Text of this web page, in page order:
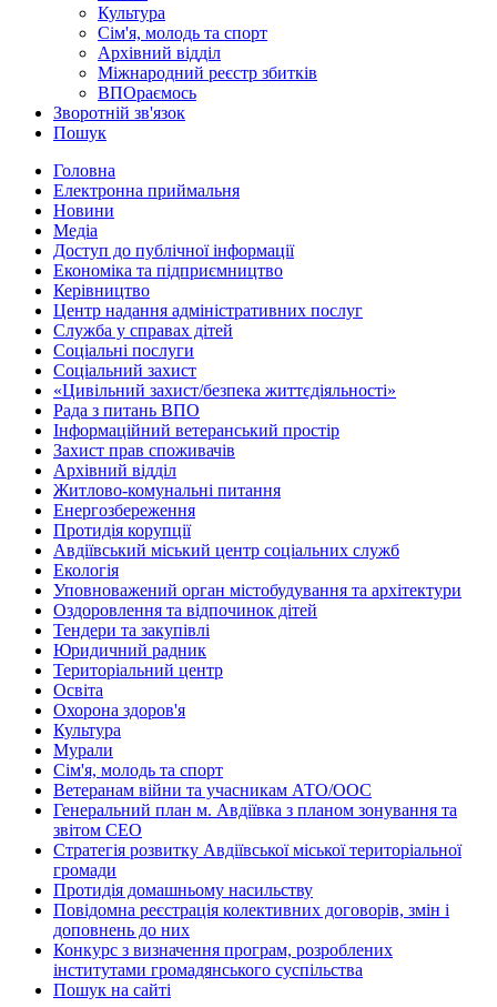
Культура
Сім'я, молодь та спорт
Архівний відділ
Міжнародний реєстр збитків
ВПОраємось
Зворотній зв'язок
Пошук
Головна
Електронна приймальня
Новини
Медіа
Доступ до публічної інформації
Економіка та підприємництво
Керівництво
Центр надання адміністративних послуг
Служба у справах дітей
Соціальні послуги
Соціальний захист
«Цивільний захист/безпека життєдіяльності»
Рада з питань ВПО
Інформаційний ветеранський простір
Захист прав споживачів
Архівний відділ
Житлово-комунальні питання
Енергозбереження
Протидія корупції
Авдіївський міський центр соціальних служб
Екологія
Уповноважений орган містобудування та архітектури
Оздоровлення та відпочинок дітей
Тендери та закупівлі
Юридичний радник
Територіальний центр
Освіта
Охорона здоров'я
Культура
Мурали
Сім'я, молодь та спорт
Ветеранам війни та учасникам АТО/ООС
Генеральний план м. Авдіївка з планом зонування та
звітом СЕО
Стратегія розвитку Авдіївської міської територіальної
громади
Протидія домашньому насильству
Повідомна реєстрація колективних договорів, змін і
доповнень до них
Конкурс з визначення програм, розроблених
інститутами громадянського суспільства
Пошук на сайті